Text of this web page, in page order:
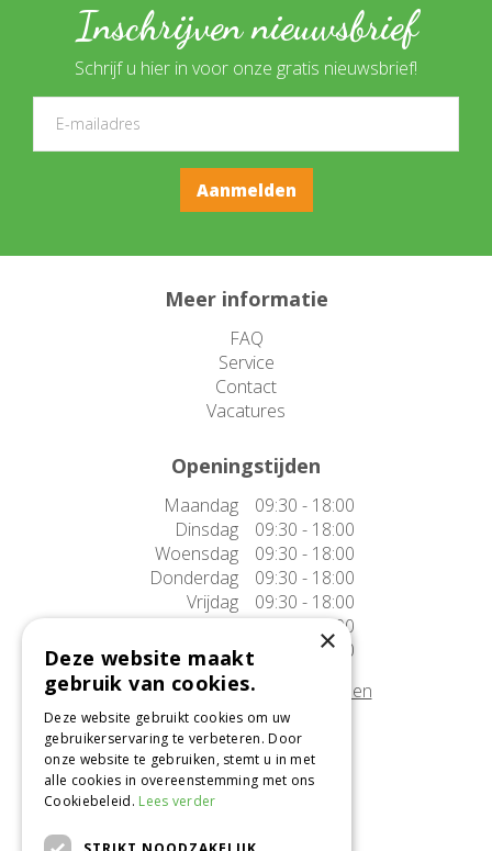
Inschrijven nieuwsbrief
Schrijf u hier in voor onze gratis nieuwsbrief!
Meer informatie
FAQ
Service
Contact
Vacatures
Openingstijden
Maandag
09:30 - 18:00
Dinsdag
09:30 - 18:00
Woensdag
09:30 - 18:00
Donderdag
09:30 - 18:00
Vrijdag
09:30 - 18:00
Zaterdag
09:30 - 17:00
Zondag
10:00 - 17:00
Afwijkende openingstijden tonen
Onze locatie
Tuincentrum Alméérplant
Jac. P. Thijsseweg 4
×
Deze website maakt
gebruik van cookies.
Deze website gebruikt cookies om uw
gebruikerservaring te verbeteren. Door
onze website te gebruiken, stemt u in met
alle cookies in overeenstemming met ons
Cookiebeleid. Lees verder